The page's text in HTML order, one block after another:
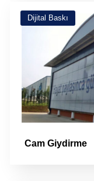
Dijital Baskı
Cam Giydirme